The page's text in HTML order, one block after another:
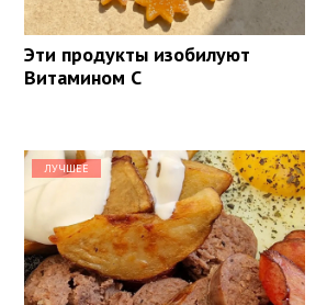
Эти продукты изобилуют
Витамином С
ЛУЧШЕЕ